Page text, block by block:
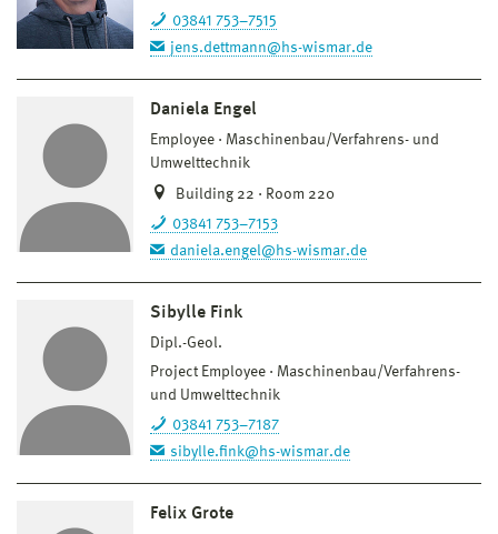
03841 753–7515
jens.dettmann@hs-wismar.de
Daniela Engel
Employee
Maschinenbau/Verfahrens- und
Umwelttechnik
Building 22 · Room 220
03841 753–7153
daniela.engel@hs-wismar.de
Sibylle Fink
Dipl.-Geol.
Project Employee
Maschinenbau/Verfahrens-
und Umwelttechnik
03841 753–7187
sibylle.fink@hs-wismar.de
Felix Grote